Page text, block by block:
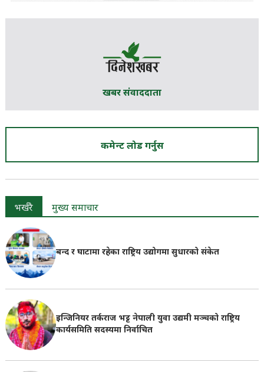
खबर संवाददाता
कमेन्ट लोड गर्नुस
भर्खरै मुख्य समाचार
बन्द र घाटामा रहेका राष्ट्रिय उद्योगमा सुधारको संकेत
इन्जिनियर तर्कराज भट्ट नेपाली युवा उद्यमी मञ्चको राष्ट्रिय
कार्यसमिति सदस्यमा निर्वाचित